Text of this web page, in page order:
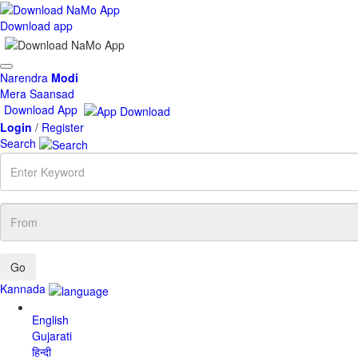
Download app
Toggle
navigation
Narendra Modi
Mera Saansad
Download App
Login / Register
Search
Enter
Keyword
From
Kannada
English
Gujarati
हिन्दी